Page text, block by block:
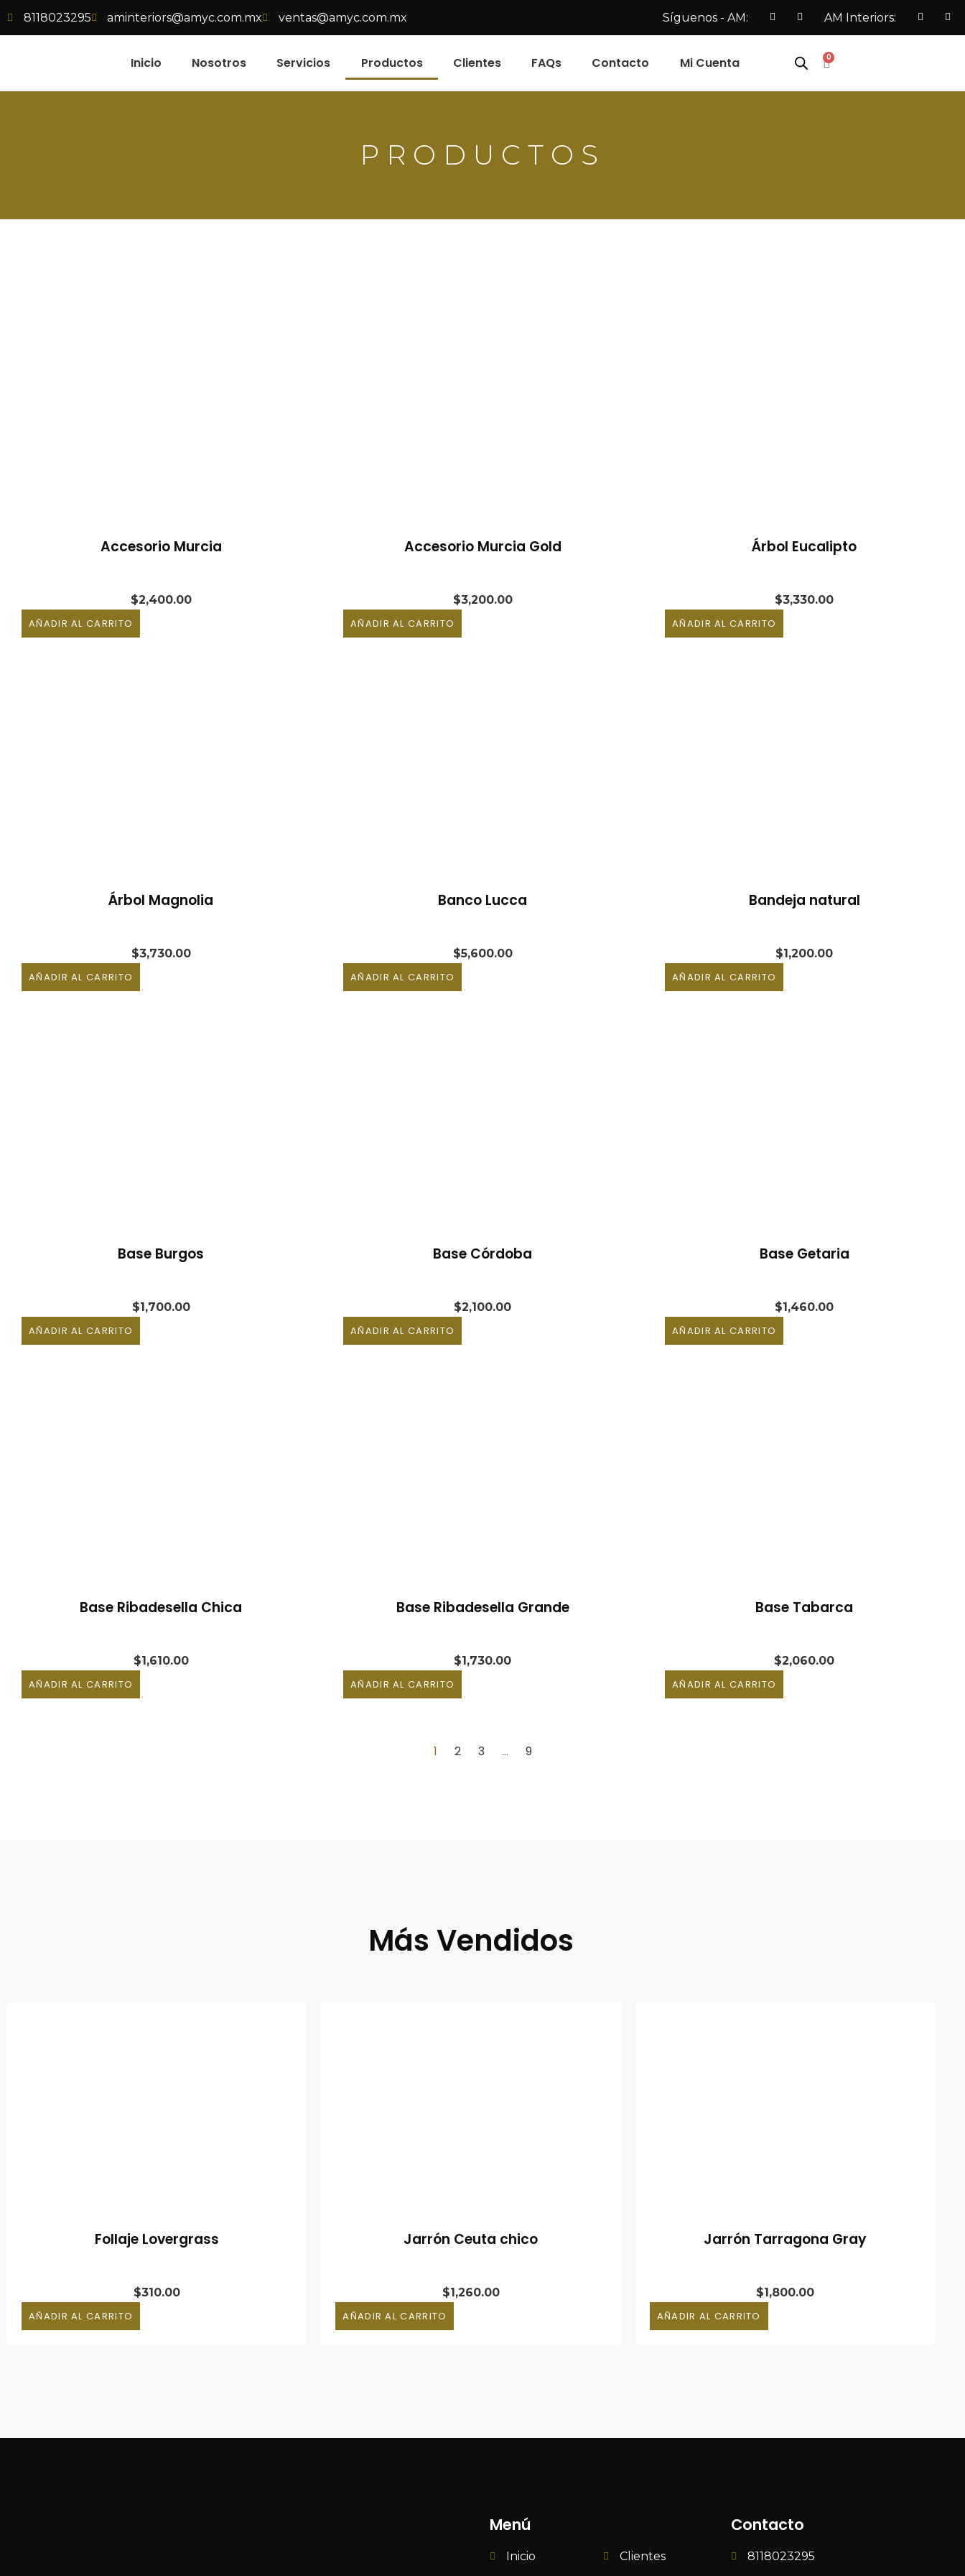
8118023295 aminteriors@amyc.com.mx ventas@amyc.com.mx Síguenos - AM: AM Interiors:
Inicio Nosotros Servicios Productos Clientes FAQs Contacto Mi Cuenta 0
PRODUCTOS
Accesorio Murcia
$2,400.00
AÑADIR AL CARRITO
Accesorio Murcia Gold
$3,200.00
AÑADIR AL CARRITO
Árbol Eucalipto
$3,330.00
AÑADIR AL CARRITO
Árbol Magnolia
$3,730.00
AÑADIR AL CARRITO
Banco Lucca
$5,600.00
AÑADIR AL CARRITO
Bandeja natural
$1,200.00
AÑADIR AL CARRITO
Base Burgos
$1,700.00
AÑADIR AL CARRITO
Base Córdoba
$2,100.00
AÑADIR AL CARRITO
Base Getaria
$1,460.00
AÑADIR AL CARRITO
Base Ribadesella Chica
$1,610.00
AÑADIR AL CARRITO
Base Ribadesella Grande
$1,730.00
AÑADIR AL CARRITO
Base Tabarca
$2,060.00
AÑADIR AL CARRITO
1 2 3 … 9
Más Vendidos
Follaje Lovergrass
$310.00
AÑADIR AL CARRITO
Jarrón Ceuta chico
$1,260.00
AÑADIR AL CARRITO
Jarrón Tarragona Gray
$1,800.00
AÑADIR AL CARRITO
Menú
Inicio Clientes
Contacto
8118023295